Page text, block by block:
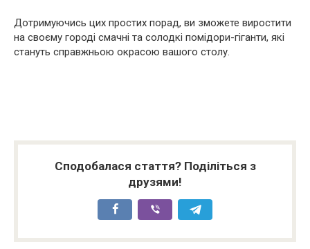
Дотримуючись цих простих порад, ви зможете виростити
на своєму городі смачні та солодкі помідори-гіганти, які
стануть справжньою окрасою вашого столу.
Сподобалася стаття? Поділіться з
друзями!